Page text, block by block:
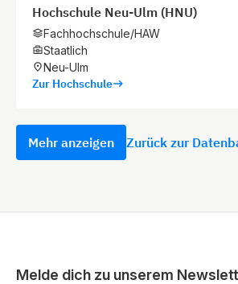
Hochschule Neu-Ulm (HNU)
Fachhochschule/HAW
Staatlich
Neu-Ulm
Zur Hochschule
Mehr anzeigen Zurück zur
Melde dich zu unserem